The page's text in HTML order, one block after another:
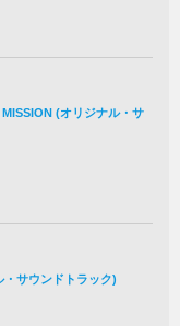
(オリジナル・サ
サウンドトラック)